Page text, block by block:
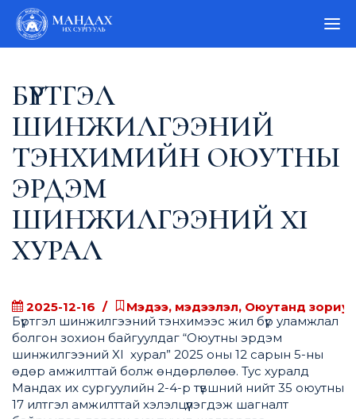
БҮРТГЭЛ
ШИНЖИЛГЭЭНИЙ
ТЭНХИМИЙН ОЮУТНЫ
ЭРДЭМ
ШИНЖИЛГЭЭНИЙ XI
ХУРАЛ
2025-12-16
Мэдээ, мэдээлэл, Оюутанд
Бүртгэл шинжилгээний тэнхимээс жил бүр уламжлал
болгон зохион байгуулдаг “Оюутны эрдэм
шинжилгээний XI хурал” 2025 оны 12 сарын 5-ны
өдөр амжилттай болж өндөрлөлөө. Тус хуралд
Мандах их сургуулийн 2-4-р түвшний нийт 35 оюутны
17 илтгэл амжилттай хэлэлцүүлэгдэж шагналт